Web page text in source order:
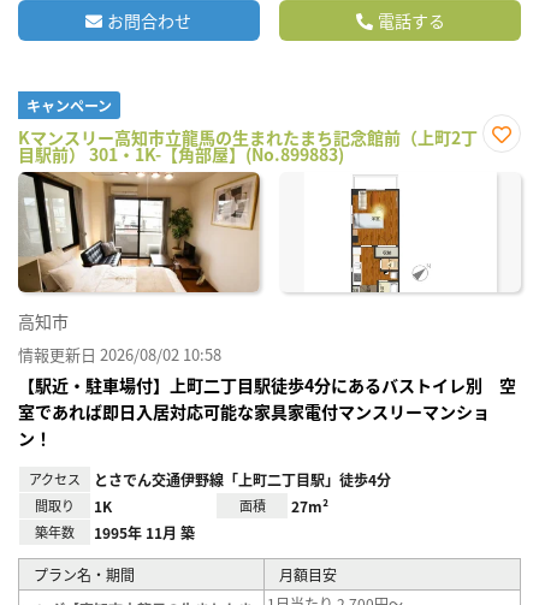
お問合わせ 電話する
キャンペーン
Kマンスリー高知市立龍馬の生まれたまち記念館前（上町2丁
目駅前） 301・1K-【角部屋】(No.899883)
に入
高知市
情報更新日 2026/08/02 10:58
【駅近・駐車場付】上町二丁目駅徒歩4分にあるバストイレ別 空
室であれば即日入居対応可能な家具家電付マンスリーマンショ
ン！
アクセス とさでん交通伊野線「上町二丁目駅」徒歩4分
間取り 1K 面積 27m²
築年数 1995年 11月 築
プラン名・期間
月額目安